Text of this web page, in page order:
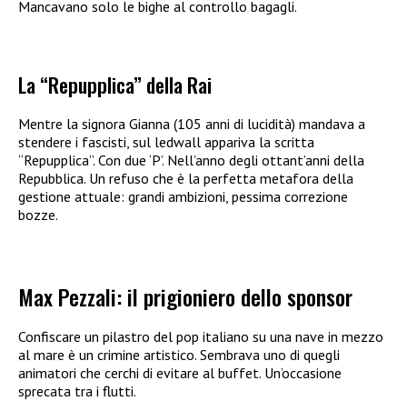
Mancavano solo le bighe al controllo bagagli.
La “Repupplica” della Rai
Mentre la signora Gianna (105 anni di lucidità) mandava a
stendere i fascisti, sul ledwall appariva la scritta
“Repupplica”. Con due ‘P’. Nell’anno degli ottant’anni della
Repubblica. Un refuso che è la perfetta metafora della
gestione attuale: grandi ambizioni, pessima correzione
bozze.
Max Pezzali: il prigioniero dello sponsor
Confiscare un pilastro del pop italiano su una nave in mezzo
al mare è un crimine artistico. Sembrava uno di quegli
animatori che cerchi di evitare al buffet. Un’occasione
sprecata tra i flutti.